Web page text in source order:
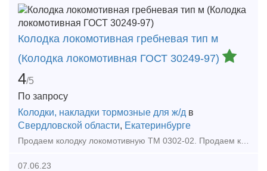
Колодка локомотивная гребневая тип м
(Колодка локомотивная ГОСТ 30249-97)
4/5
По запросу
Колодки, накладки тормозные для ж/д в
Свердловской области, Екатеринбурге
07.06.23